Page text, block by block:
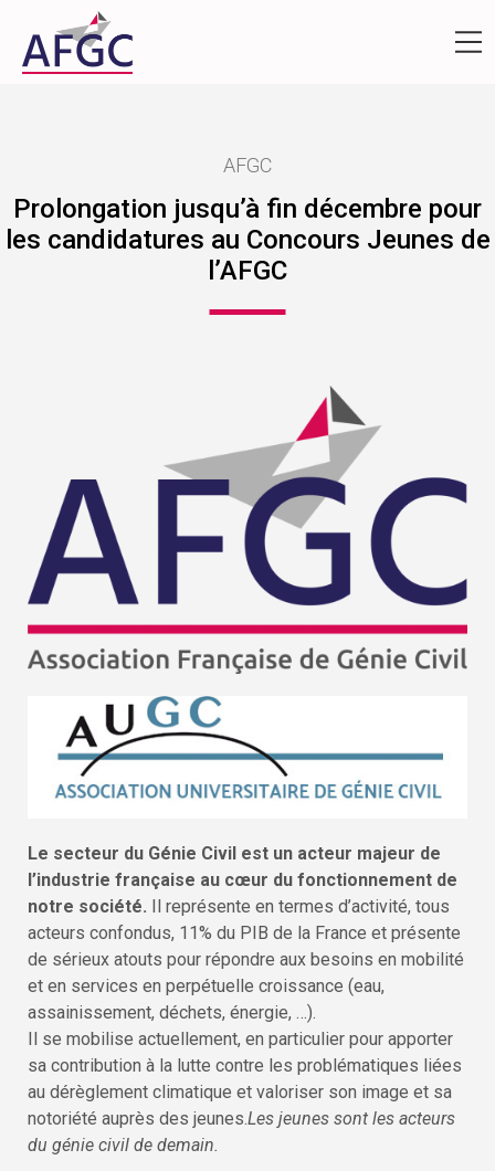
AFGC
Prolongation jusqu’à fin décembre pour
les candidatures au Concours Jeunes de
l’AFGC
Le secteur du Génie Civil est un acteur majeur de
l’industrie française au cœur du fonctionnement de
notre société. Il représente en termes d’activité, tous
acteurs confondus, 11% du PIB de la France et présente
de sérieux atouts pour répondre aux besoins en mobilité
et en services en perpétuelle croissance (eau,
assainissement, déchets, énergie, …).
Il se mobilise actuellement, en particulier pour apporter
sa contribution à la lutte contre les problématiques liées
au dérèglement climatique et valoriser son image et sa
notoriété auprès des jeunes.Les jeunes sont les acteurs
du génie civil de demain.